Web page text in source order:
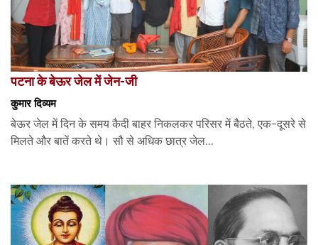
पटना के बेऊर जेल में जेन-जी
कुमार दिव्यम
बेऊर जेल में दिन के समय कैदी बाहर निकलकर परिसर में बैठते, एक-दूसरे से
मिलते और बातें करते थे। सौ से अधिक छात्र जेल...